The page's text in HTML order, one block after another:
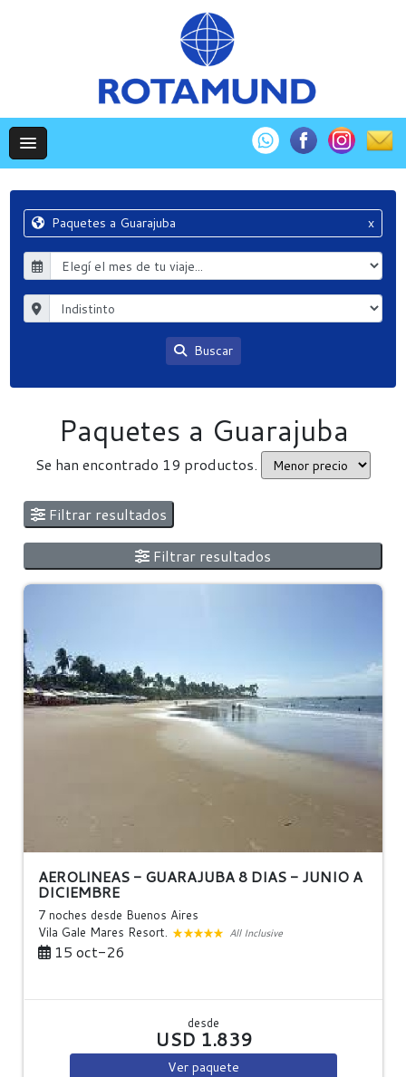
Paquetes a Guarajuba x
Buscar
Paquetes a Guarajuba
Se han encontrado 19 productos.
Filtrar resultados
Filtrar resultados
AEROLINEAS - GUARAJUBA 8 DIAS - JUNIO A
DICIEMBRE
7 noches desde Buenos Aires
Vila Gale Mares Resort.
All Inclusive
15 oct-26
desde
USD 1.839
Ver paquete